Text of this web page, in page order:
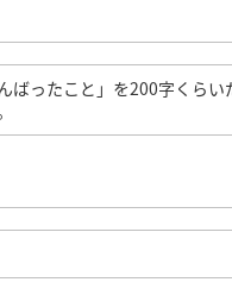
ばったこと」を200字くら